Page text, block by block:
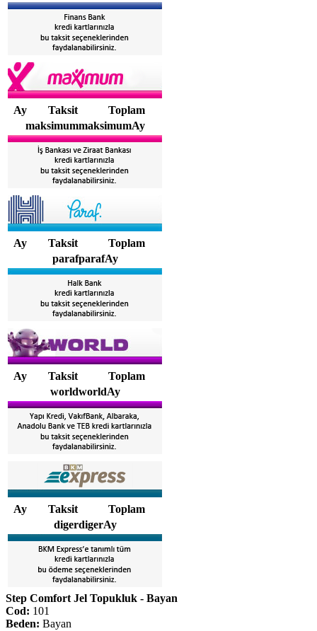
Ay Taksit
Toplam
maksimummaksimumAy
Ay Taksit
Toplam
parafparafAy
Ay Taksit
Toplam
worldworldAy
Ay Taksit
Toplam
digerdigerAy
Step Comfort Jel Topukluk - Bayan
Cod: 101
Beden: Bayan